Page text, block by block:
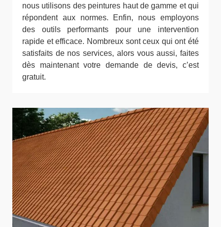
nous utilisons des peintures haut de gamme et qui
répondent aux normes. Enfin, nous employons
des outils performants pour une intervention
rapide et efficace. Nombreux sont ceux qui ont été
satisfaits de nos services, alors vous aussi, faites
dès maintenant votre demande de devis, c’est
gratuit.